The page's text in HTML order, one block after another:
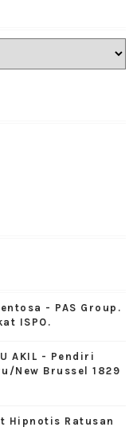
- PAS Group.
ISPO.
AKIL - Pendiri
New Brussel 1829
Hipnotis Ratusan